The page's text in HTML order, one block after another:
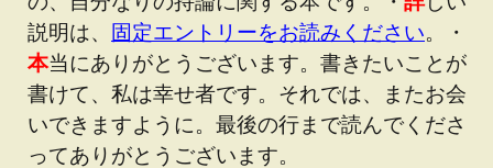
説明は、 固定エントリーをお読みください。・
本当にありがとうございます。書きたいことが
書けて、私は幸せ者です。それでは、またお会
いできますように。最後の行まで読んでくださ
ってありがとうございます。